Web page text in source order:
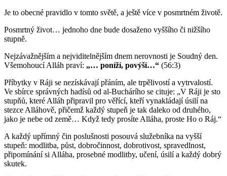
Je to obecné pravidlo v tomto světě, a ještě více v posmrtném životě.
Posmrtný život… jednoho dne bude dosaženo vyššího či nižšího
stupně.
Nejzávažnějším a nejviditelnějším dnem nerovnosti je Soudný den.
Všemohoucí Alláh praví: „… poníží, povýší…“ (56:3)
Příbytky v Ráji se nezískávají přáním, ale trpělivostí a vytrvalostí.
Ve sbírce správných hadísů od al-Buchárího se cituje: „V Ráji je sto
stupňů, které Alláh připravil pro věřící, kteří vynakládají úsilí na
stezce Alláhově, přičemž každý stupeň je tak daleko od druhého,
jako je nebe od země… Když tedy prosíte Alláha, proste Ho o Ráj.“
A každý upřímný čin poslušnosti posouvá služebníka na vyšší
stupeň: modlitba, půst, dobročinnost, dobrotivost, spravedlnost,
připomínání si Alláha, prosebné modlitby, učení, úsilí a každý dobrý
skutek.